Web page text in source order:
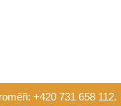
+420 731 658 112.